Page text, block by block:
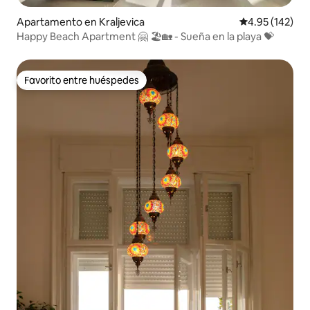
Apartamento en Kraljevica Calificación
4.95 (142)
Happy Beach Apartment 🤗 🏖🏡 - Sueña en la playa 💝
Favorito entre huéspedes
Favorito entre huéspedes